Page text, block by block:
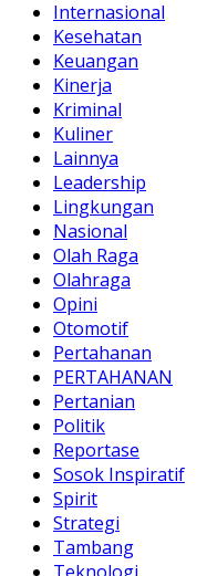
Internasional
Kesehatan
Keuangan
Kinerja
Kriminal
Kuliner
Lainnya
Leadership
Lingkungan
Nasional
Olah Raga
Olahraga
Opini
Otomotif
Pertahanan
PERTAHANAN
Pertanian
Politik
Reportase
Sosok Inspiratif
Spirit
Strategi
Tambang